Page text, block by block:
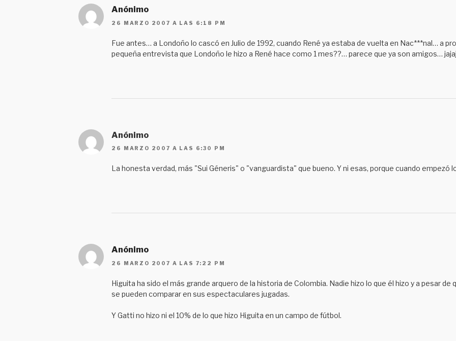
Anónimo
26 MARZO 2007 A LAS 6:18 PM
Fue antes… a Londoño lo cascó en Julio de 1992, cuando René ya estaba de vuelta en Nac***nal… a
pequeña entrevista que Londoño le hizo a René hace como 1 mes??… parece que ya son amigos…
Anónimo
26 MARZO 2007 A LAS 6:30 PM
La honesta verdad, más "Sui Géneris" o "vanguardista" que bueno. Y ni esas, porque cuando empezó
Anónimo
26 MARZO 2007 A LAS 7:22 PM
Higuita ha sido el más grande arquero de la historia de Colombia. Nadie hizo lo que él hizo y a pesar de
se pueden comparar en sus espectaculares jugadas.
Y Gatti no hizo ni el 10% de lo que hizo Higuita en un campo de fútbol.